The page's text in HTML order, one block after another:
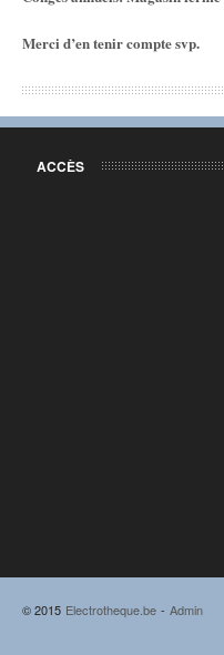
Merci d’en tenir compte svp.
ACCÈS
© 2015 Electrotheque.be - Admin